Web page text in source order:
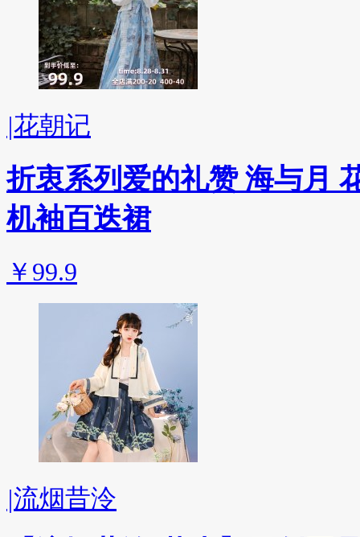
|花朝记
折衷系列爱的礼赞 海与月
机袖百迭裙
￥99.9
|流烟昔泠